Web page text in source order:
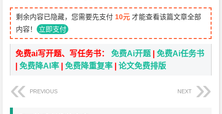
剩余内容已隐藏，您需要先支付 10元 才能查看该篇文章全部
内容！ 立即支付
免费ai写开题、写任务书：免费Ai开题 |免费Ai任务书
|免费降AI率 |免费降重复率 |论文免费排版
PREVIOUS NEXT